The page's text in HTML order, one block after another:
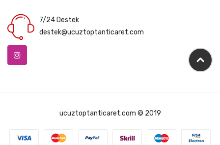
7/24 Destek
destek@ucuztoptanticaret.com
ucuztoptanticaret.com © 2019